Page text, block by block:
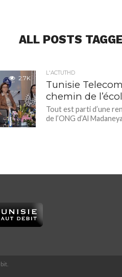
ALL POSTS
2.7K
L'ACTUTHD
Tunisie
chemin de
Tout est parti d’une
de l’ONG d’Al